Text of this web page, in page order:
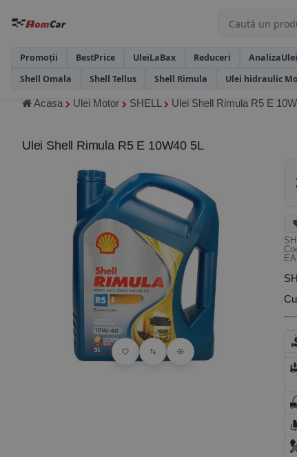
Promoții BestPrice UleiLaBax Reduceri AnalizaUlei
Shell Omala
Shell Tellus Shell Rimula Ulei hidraulic
Acasa Ulei Motor SHELL Ulei Shell Rimula R5 E
Ulei Shell Rimula R5 E 10W40 5L